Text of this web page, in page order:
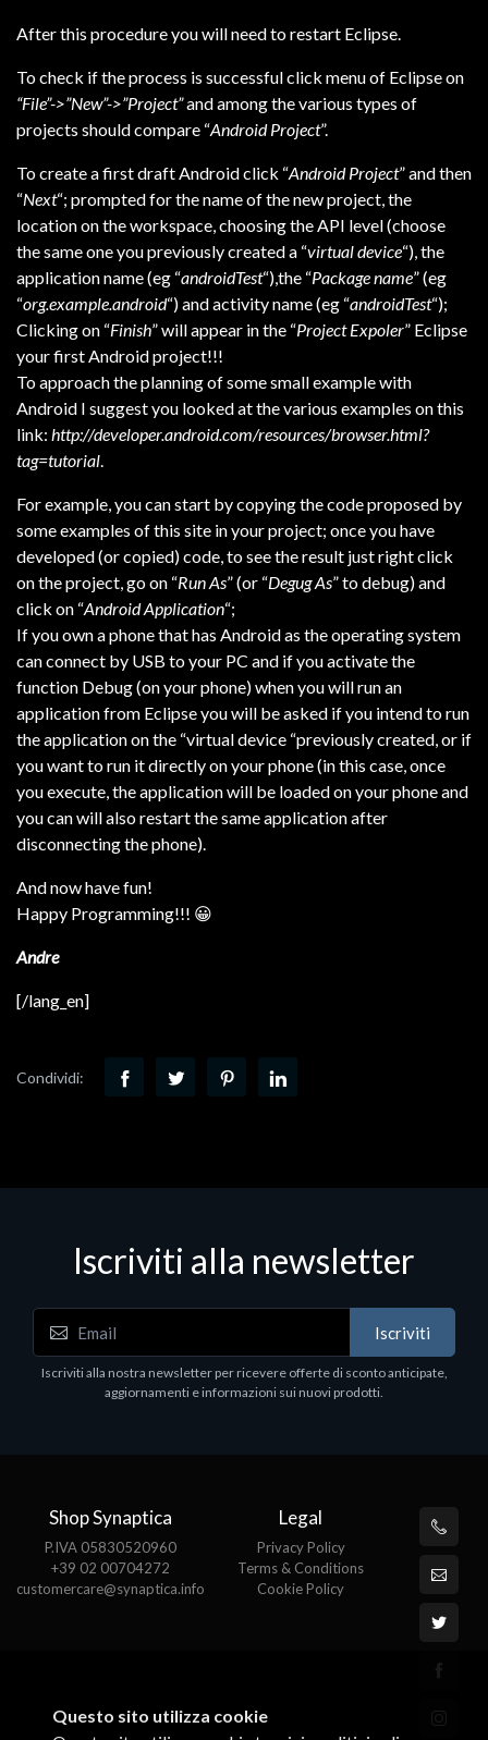
After this procedure you will need to restart Eclipse.
To check if the process is successful click menu of Eclipse on
“File”->”New”->”Project”and among the various types of
projects should compare “Android Project”.
To create a first draft Android click “Android Project” and then
“Next“; prompted for the name of the new project, the
location on the workspace, choosing the API level (choose
the same one you previously created a “virtual device“), the
application name (eg “androidTest“),the “Package name” (eg
“org.example.android“) and activity name (eg “androidTest“);
Clicking on “Finish” will appear in the “Project Expoler” Eclipse
your first Android project!!!
To approach the planning of some small example with
Android I suggest you looked at the various examples on this
link: http://developer.android.com/resources/browser.html?
tag=tutorial.
For example, you can start by copying the code proposed by
some examples of this site in your project; once you have
developed (or copied) code, to see the result just right click
on the project, go on “Run As” (or “Degug As” to debug) and
click on “Android Application“;
If you own a phone that has Android as the operating system
can connect by USB to your PC and if you activate the
function Debug (on your phone) when you will run an
application from Eclipse you will be asked if you intend to run
the application on the “virtual device “previously created, or if
you want to run it directly on your phone (in this case, once
you execute, the application will be loaded on your phone and
you can will also restart the same application after
disconnecting the phone).
And now have fun!
Happy Programming!!! 😀
Andre
[/lang_en]
Condividi:
Iscriviti alla newsletter
Iscriviti
Iscriviti alla nostra newsletter per ricevere offerte di sconto anticipate,
aggiornamenti e informazioni sui nuovi prodotti.
Shop Synaptica
P.IVA 05830520960
+39 02 00704272
customercare@synaptica.info
Legal
Privacy Policy
Terms & Conditions
Cookie Policy
Questo sito utilizza cookie